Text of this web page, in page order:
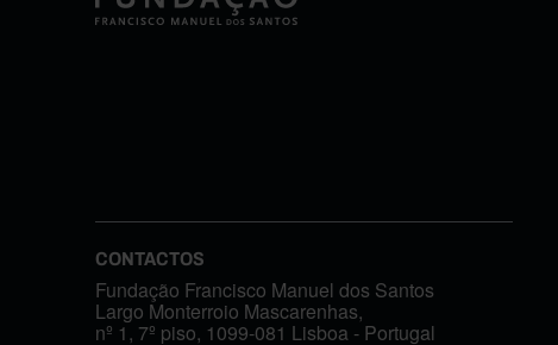
CONTACTOS
Fundação Francisco Manuel dos Santos
Largo Monterroio Mascarenhas,
nº 1, 7º piso, 1099-081 Lisboa - Portugal